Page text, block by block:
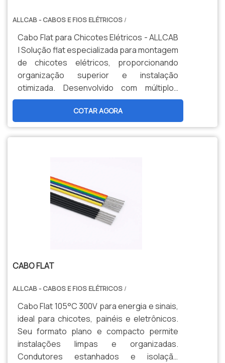
ALLCAB - CABOS E FIOS ELÉTRICOS /
Cabo Flat para Chicotes Elétricos - ALLCAB
| Solução flat especializada para montagem
de chicotes elétricos, proporcionando
organização superior e instalação
otimizada. Desenvolvido com múltiplos
condutores paralelos e isolação PVC
termorresistente (105°C). Ideal para linhas
de produção automotivas e industriais
onde eficiência e organização são
COTAR AGORA
CABO FLAT
ALLCAB - CABOS E FIOS ELÉTRICOS /
Cabo Flat 105°C 300V para energia e sinais,
ideal para chicotes, painéis e eletrônicos.
Seu formato plano e compacto permite
instalações limpas e organizadas.
Condutores estanhados e isolação